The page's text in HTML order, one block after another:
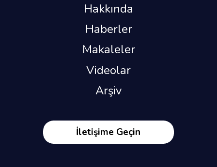
Hakkında
Haberler
Makaleler
Videolar
Arşiv
İletişime Geçin